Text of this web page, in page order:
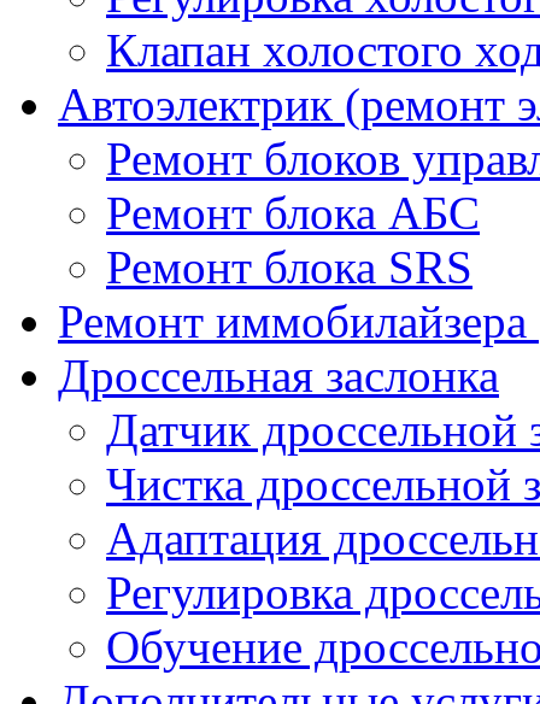
Клапан холостого
Автоэлектрик (ремонт
Ремонт блоков
Ремонт блока АБС
Ремонт блока SRS
Ремонт
Дроссельная заслонка
Датчик дроссельной
Чистка дроссельной
Адаптация
Регулировка
Обучение